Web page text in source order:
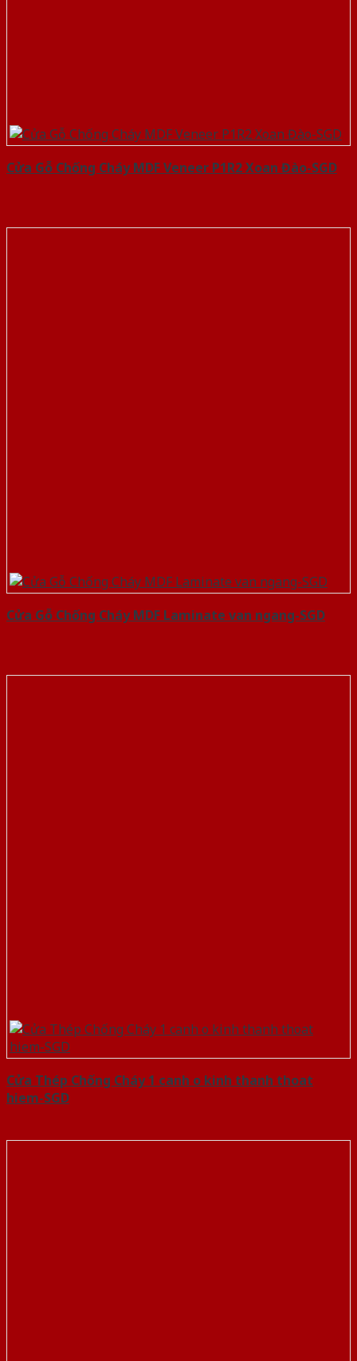
Cửa Gỗ Chống Cháy MDF Veneer P1R2 Xoan Đào-SGD
Cửa Gỗ Chống Cháy MDF Laminate van ngang-SGD
Cửa Thép Chống Cháy 1 canh o kinh thanh thoat
hiem-SGD